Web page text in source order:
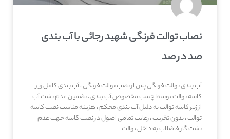
نصاب توالت فرنگی شهید رجائی با آب بندی
صد در صد
آب بندی توالت فرنگی پس از نصب توالت فرنگی ، آب بندی کامل زیر
کاسه توالت توسط چسب مخصوص آب بندی ، تضمین عدم نشت آب
از زیر کاسه توالت به دلیل آب بندی محکم ، هزینه مناسب نصب کاسه
توالت ، بدون تخریب ، رعایت تمامی اصول در نصب کاسه جهت عدم
نشت گاز فاضلاب به داخل توالت